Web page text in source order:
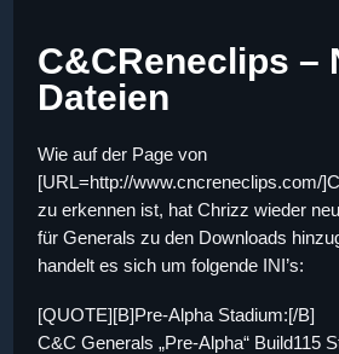
C&CReneclips –
Dateien
Wie auf der Page von
[URL=http://www.cncreneclips.com/
zu erkennen ist, hat Chrizz wieder
für Generals zu den Downloads
handelt es sich um folgende INI’s:
[QUOTE][B]Pre-Alpha Stadium:[/B]
C&C Generals „Pre-Alpha“ Build115